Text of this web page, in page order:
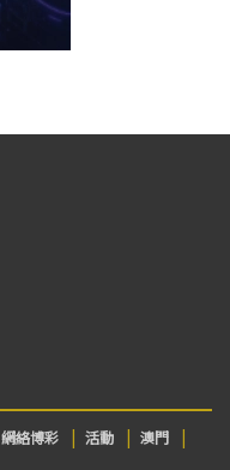
網絡博彩 活動
澳門